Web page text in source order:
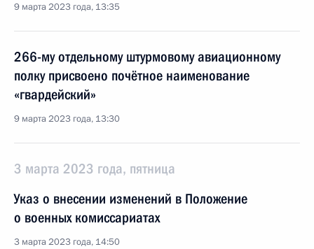
9 марта 2023 года, 13:35
266-му отдельному штурмовому авиационному
полку присвоено почётное наименование
«гвардейский»
9 марта 2023 года, 13:30
3 марта 2023 года, пятница
Указ о внесении изменений в Положение
о военных комиссариатах
3 марта 2023 года, 14:50